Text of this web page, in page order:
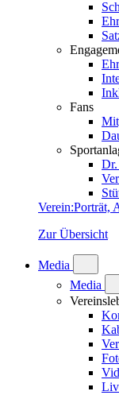
Fans
Verein:Porträt,
Zur Übersicht
Media
Media